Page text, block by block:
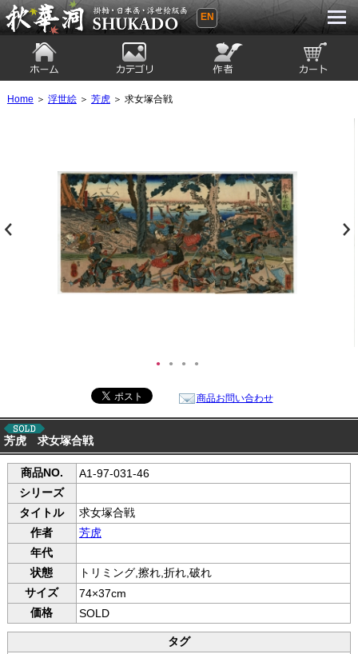
秋華洞 SHUKADO 掛軸・日本画・浮世
EN
Home ＞ 浮世絵＞ 芳虎＞ 求女塚合戦
● ● ● ●
商品お問い合わせ
芳虎 求女塚合戦
商品NO.
A1-97-031-46
シリーズ
タイトル
求女塚合戦
作者
芳虎
年代
状態
トリミング,擦れ,折れ,破れ
サイズ
74×37cm
価格
SOLD
タグ